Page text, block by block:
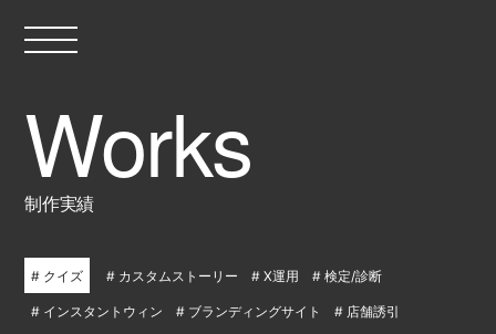
制作実績
クイズ カスタムストーリー X運用
検定/診断
インスタントウィン
ブランディングサイト
店舗誘引